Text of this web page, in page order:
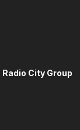
Radio City Group